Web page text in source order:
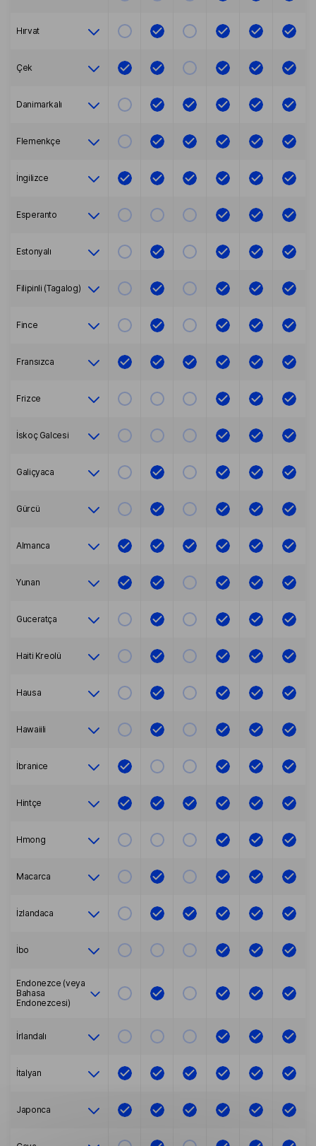
Hırvat
Çek
Danimarkalı
Flemenkçe
İngilizce
Esperanto
Estonyalı
Filipinli (Tagalog)
Fince
Fransızca
Frizce
İskoç Galcesi
Galiçyaca
Gürcü
Almanca
Yunan
Guceratça
Haiti Kreolü
Hausa
Hawaiili
İbranice
Hintçe
Hmong
Macarca
İzlandaca
İbo
Endonezce (veya
Bahasa
Endonezcesi)
İrlandalı
İtalyan
Japonca